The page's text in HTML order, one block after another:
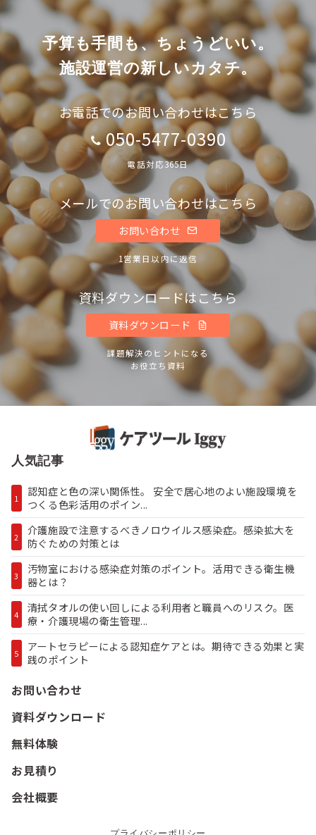
予算も手間も、ちょうどいい。
施設運営の新しいカタチ。
お電話でのお問い合わせはこちら
050-5477-0390
電話対応365日
メールでのお問い合わせはこちら
お問い合わせ
1営業日以内に返信
資料ダウンロードはこちら
資料ダウンロード
課題解決のヒントになる
お役立ち資料
人気記事
1
認知症と色の深い関係性。 安全で居心地のよい施設環境を
つくる色彩活用のポイン...
2
介護施設で注意するべきノロウイルス感染症。感染拡大を
防ぐための対策とは
3
汚物室における感染症対策のポイント。活用できる衛生機
器とは？
4
清拭タオルの使い回しによる利用者と職員へのリスク。医
療・介護現場の衛生管理...
5
アートセラピーによる認知症ケアとは。期待できる効果と実
践のポイント
お問い合わせ
資料ダウンロード
無料体験
お見積り
会社概要